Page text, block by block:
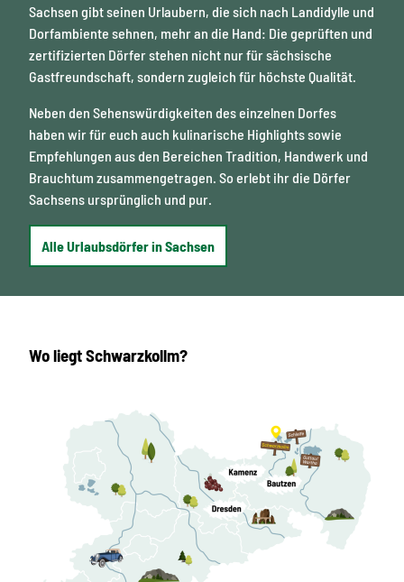
Sachsen gibt seinen Urlaubern, die sich nach Landidylle und
Dorfambiente sehnen, mehr an die Hand: Die geprüften und
zertifizierten Dörfer stehen nicht nur für sächsische
Gastfreundschaft, sondern zugleich für höchste Qualität.
Neben den Sehenswürdigkeiten des einzelnen Dorfes
haben wir für euch auch kulinarische Highlights sowie
Empfehlungen aus den Bereichen Tradition, Handwerk und
Brauchtum zusammengetragen. So erlebt ihr die Dörfer
Sachsens ursprünglich und pur.
Alle Urlaubsdörfer in Sachsen
Wo liegt Schwarzkollm?